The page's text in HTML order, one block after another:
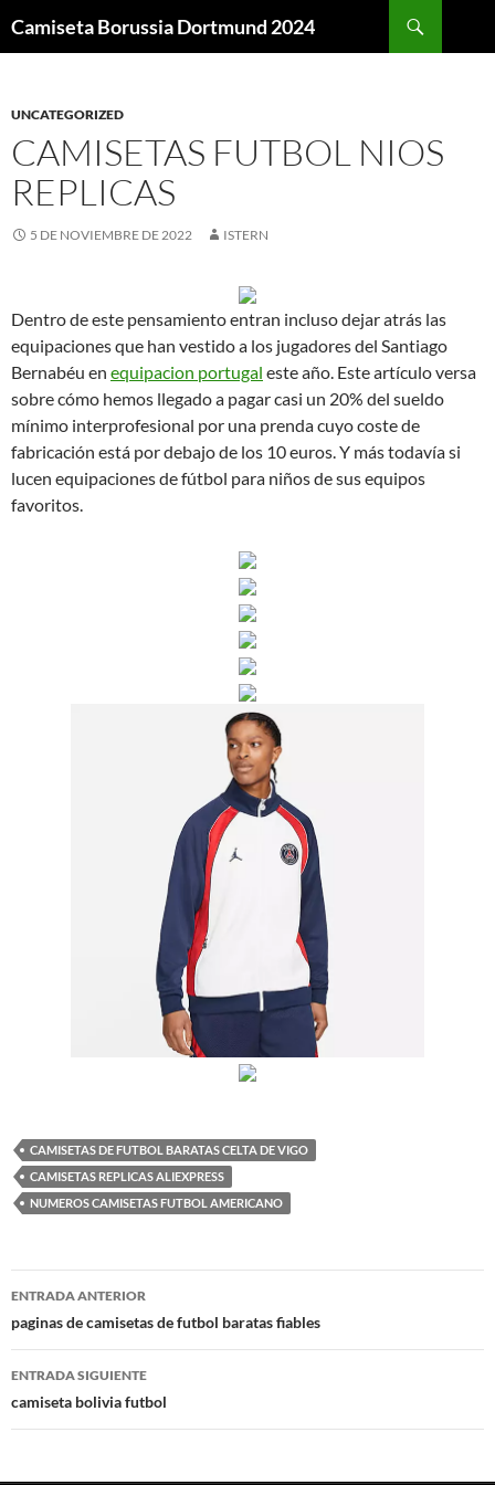
Camiseta Borussia Dortmund 2024
UNCATEGORIZED
CAMISETAS FUTBOL NIOS
REPLICAS
5 DE NOVIEMBRE DE 2022 ISTERN
Dentro de este pensamiento entran incluso dejar atrás las
equipaciones que han vestido a los jugadores del Santiago
Bernabéu en equipacion portugal este año. Este artículo versa
sobre cómo hemos llegado a pagar casi un 20% del sueldo
mínimo interprofesional por una prenda cuyo coste de
fabricación está por debajo de los 10 euros. Y más todavía si
lucen equipaciones de fútbol para niños de sus equipos
favoritos.
CAMISETAS DE FUTBOL BARATAS CELTA DE VIGO
CAMISETAS REPLICAS ALIEXPRESS
NUMEROS CAMISETAS FUTBOL AMERICANO
Navegación
de
entradas
ENTRADA ANTERIOR
paginas de camisetas de futbol baratas fiables
ENTRADA SIGUIENTE
camiseta bolivia futbol